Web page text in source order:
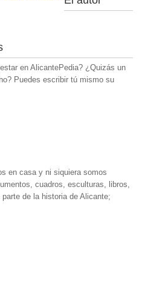
en AlicantePedia? ¿Quizás un
Puedes escribir tú mismo su
en casa y ni siquiera somos
cuadros, esculturas, libros,
de la historia de Alicante;